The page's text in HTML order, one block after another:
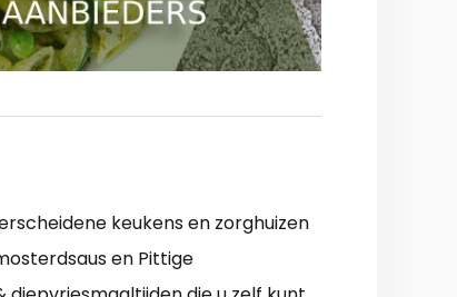
keukens en zorghuizen
en Pittige